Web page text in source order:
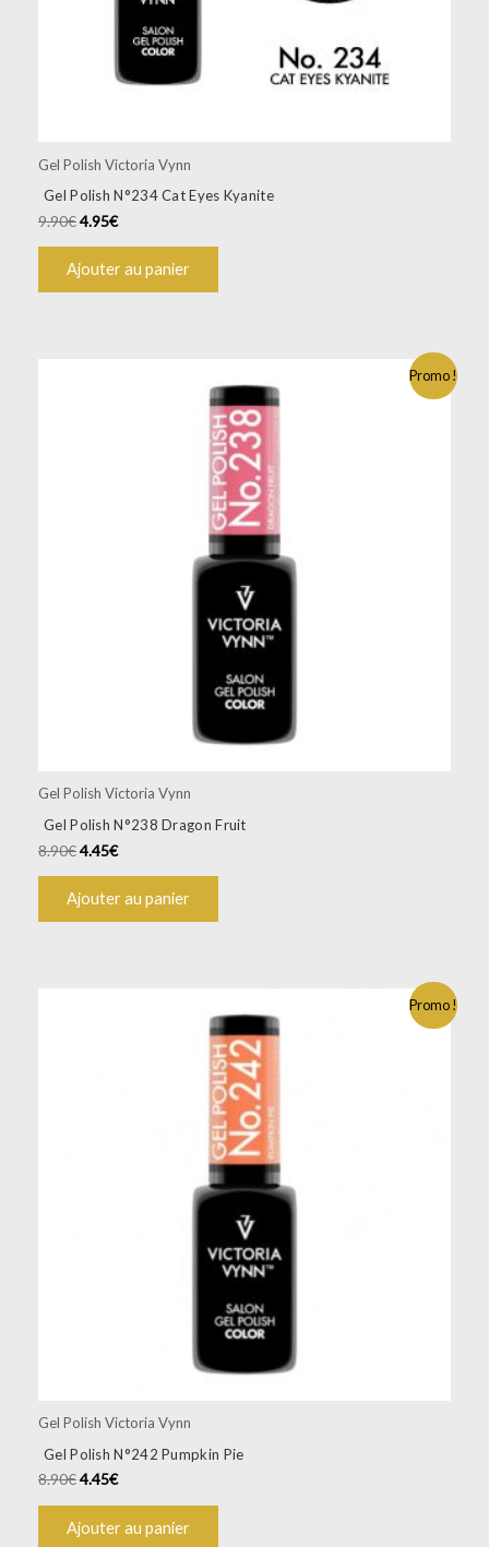
Gel Polish Victoria Vynn
Gel Polish N°234 Cat Eyes Kyanite
9.90€4.95€
Ajouter au panier
Promo !
Gel Polish Victoria Vynn
Gel Polish N°238 Dragon Fruit
8.90€4.45€
Ajouter au panier
Promo !
Gel Polish Victoria Vynn
Gel Polish N°242 Pumpkin Pie
8.90€4.45€
Ajouter au panier